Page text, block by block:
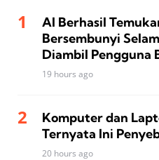
AI Berhasil
Bersembunyi
Diambil Pengguna
19 hours ago
Komputer dan
Ternyata Ini
20 hours ago